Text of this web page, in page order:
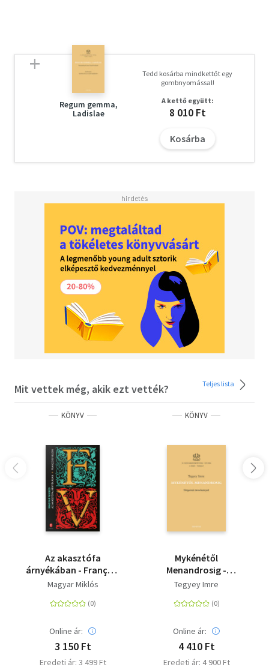
önfeltárásban lévő gondolkodás, amely az irodalommal, a
filozófiával, a művészetekkel és minden emberi, azaz
gondolkodást igénylő alkotással interakcióba lép, éppen
saját maga lehető leginkább sokoldalú születése és
feltárása érdekében.
Regum gemma,
Ladislae
Tedd kosárba mindkettőt egy
gombnyomással!
A kettő együtt:
8 010 Ft
Kosárba
Mit vettek még, akik ezt vették? Teljes lista
KÖNYV
Az akasztófa
árnyékában - François
Villon
Magyar Miklós
Online ár:
3 150 Ft
Eredeti ár: 3 499 Ft
KÖNYV
Mykénétől
Menandrosig -
Válogatott
Tegyey Imre
Online ár:
4 410 Ft
Eredeti ár: 4 900 Ft